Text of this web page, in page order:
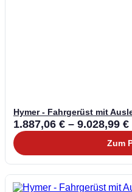
Hymer - Fahrgerüst mit
1.887,06 € – 9.028,99 €
Zum